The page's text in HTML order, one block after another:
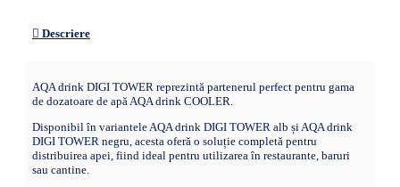
Descriere
AQA drink DIGI TOWER reprezintă partenerul perfect pentru gama
de dozatoare de apă AQA drink COOLER.
Disponibil în variantele AQA drink DIGI TOWER alb și AQA drink
DIGI TOWER negru, acesta oferă o soluție completă pentru
distribuirea apei, fiind ideal pentru utilizarea în restaurante, baruri
sau cantine.